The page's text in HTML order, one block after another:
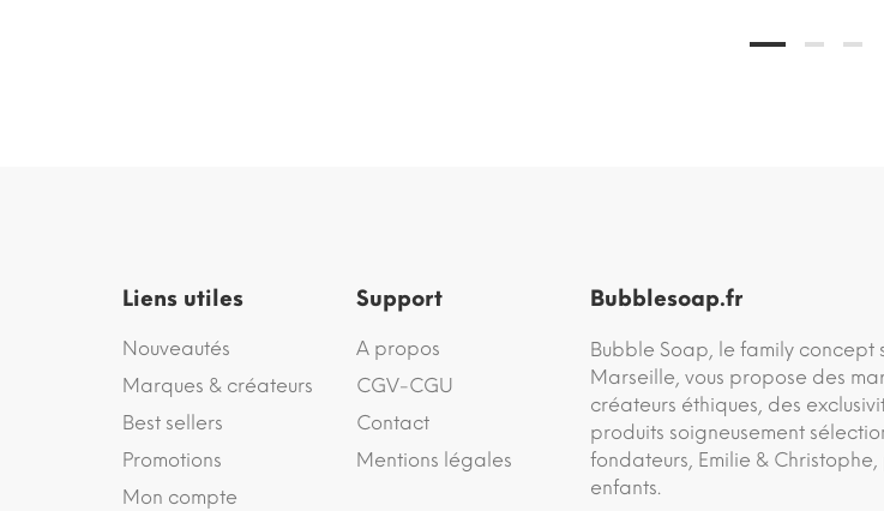
Liens utiles
Nouveautés
Marques & créateurs
Best sellers
Promotions
Mon compte
Support
A propos
CGV-CGU
Contact
Mentions légales
Bubblesoap.fr
Bubble Soap, le family concept
Marseille, vous propose des
créateurs éthiques, des
produits soigneusement
fondateurs, Emilie &
enfants.